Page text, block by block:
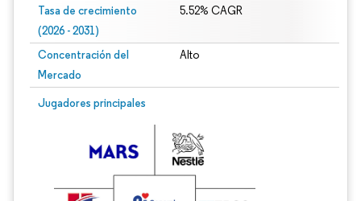
Tasa de crecimiento
(2026 - 2031)
5.52% CAGR
Concentración del
Mercado
Alto
Jugadores principales
Imagen © Mordor Intelligence. El uso requiere atribución según CC BY 4.0.